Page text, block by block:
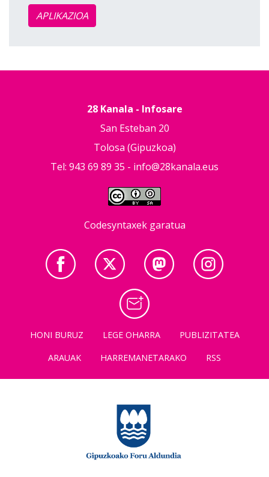
APLIKAZIOA
28 Kanala - Infosare
San Esteban 20
Tolosa (Gipuzkoa)
Tel: 943 69 89 35 - info@28kanala.eus
Codesyntaxek garatua
HONI BURUZ LEGE OHARRA
PUBLIZITATEA
ARAUAK
HARREMANETARAKO RSS